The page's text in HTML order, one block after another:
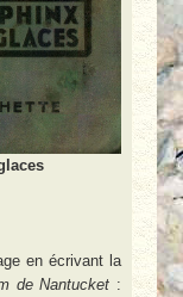
en écrivant la
de Nantucket :